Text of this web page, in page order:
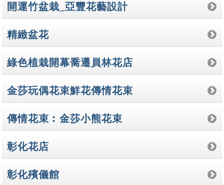
開運竹盆栽_亞豐花藝設計
精緻盆花
綠色植栽開幕喬遷員林花店
金莎玩偶花束鮮花傳情花束
傳情花束︰金莎小熊花束
彰化花店
彰化殯儀館